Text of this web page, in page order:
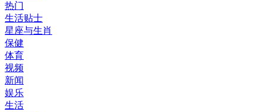
热门
生活贴士
星座与生肖
保健
体育
视频
新闻
娱乐
生活